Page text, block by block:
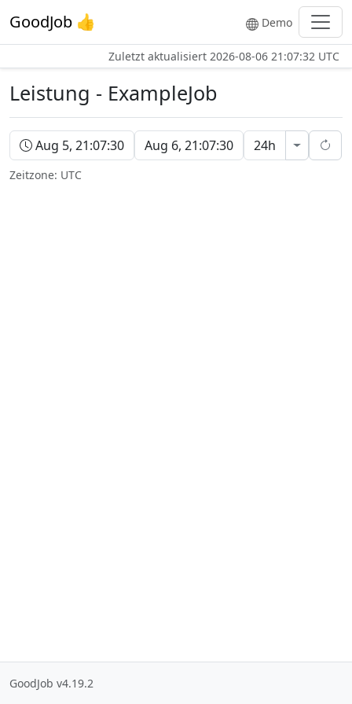
GoodJob 👍 Demo
Zuletzt aktualisiert 2026-08-06 21:07:32 UTC
Leistung - ExampleJob
Leistungszeitraum
Aug 5, 21:07:30 Aug 6, 21:07:30 24h
Zeitzone: UTC
GoodJob v4.19.2